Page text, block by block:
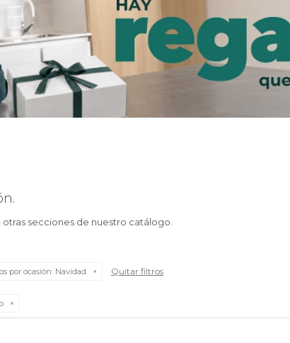
secciones de nuestro catálogo.
por ocasión: Navidad Quitar filtros